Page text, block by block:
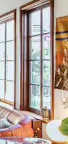
eller svepa.